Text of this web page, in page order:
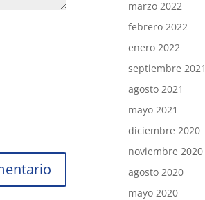
marzo 2022
febrero 2022
enero 2022
septiembre 2021
agosto 2021
mayo 2021
diciembre 2020
noviembre 2020
agosto 2020
mayo 2020